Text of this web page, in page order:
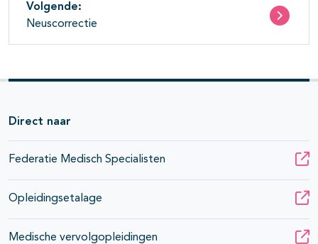
Volgende:
Neuscorrectie
Direct naar
Federatie Medisch Specialisten
Opleidingsetalage
Medische vervolgopleidingen